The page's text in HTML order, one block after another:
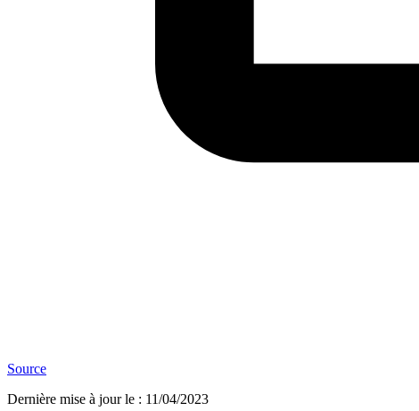
Source
Dernière mise à jour le : 11/04/2023